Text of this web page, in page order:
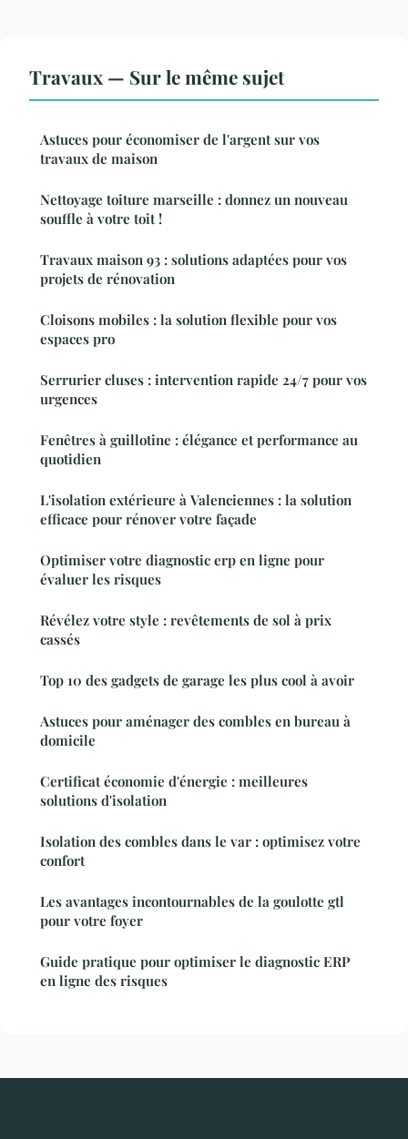
Travaux — Sur le même sujet
Astuces pour économiser de l'argent sur vos
travaux de maison
Nettoyage toiture marseille : donnez un nouveau
souffle à votre toit !
Travaux maison 93 : solutions adaptées pour vos
projets de rénovation
Cloisons mobiles : la solution flexible pour vos
espaces pro
Serrurier cluses : intervention rapide 24/7 pour vos
urgences
Fenêtres à guillotine : élégance et performance au
quotidien
L'isolation extérieure à Valenciennes : la solution
efficace pour rénover votre façade
Optimiser votre diagnostic erp en ligne pour
évaluer les risques
Révélez votre style : revêtements de sol à prix
cassés
Top 10 des gadgets de garage les plus cool à avoir
Astuces pour aménager des combles en bureau à
domicile
Certificat économie d'énergie : meilleures
solutions d'isolation
Isolation des combles dans le var : optimisez votre
confort
Les avantages incontournables de la goulotte gtl
pour votre foyer
Guide pratique pour optimiser le diagnostic ERP
en ligne des risques